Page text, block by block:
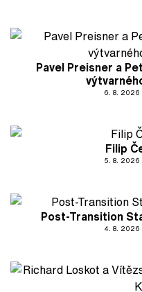
Pavel Preisner a
6. 8. 2026
Filip
5. 8. 2026
Post-Transition
4. 8. 2026